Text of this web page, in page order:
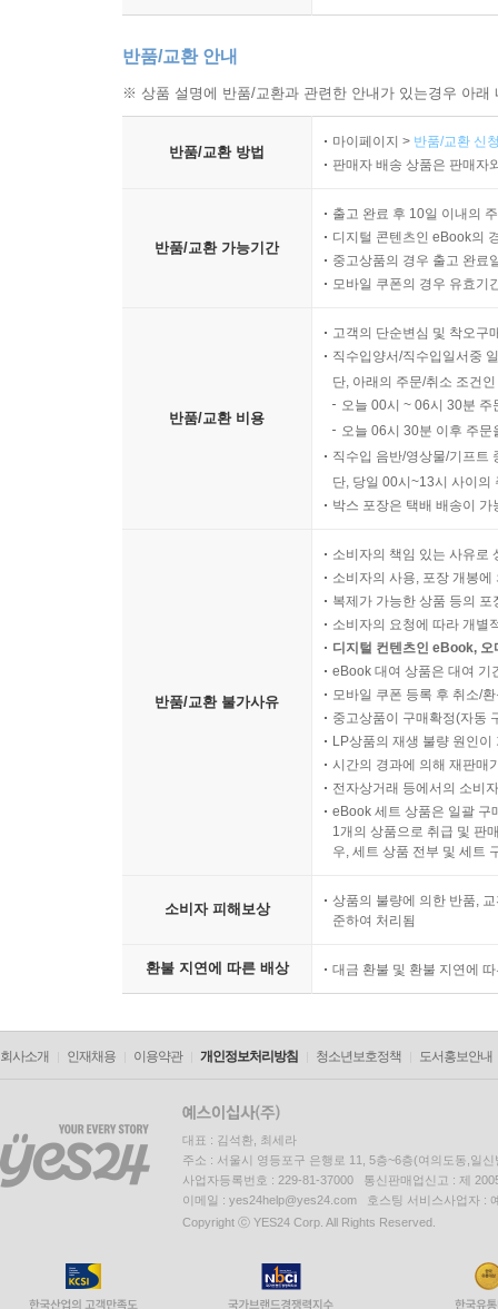
반품/교환 안내
※ 상품 설명에 반품/교환과 관련한 안내가 있는경우 아
반품/교환 방법
마이페이지 > 반품/교환 신
판매자 배송 상품은 판매자
반품/교환 가능기간
출고 완료 후 10일 이내의
디지털 콘텐츠인 eBook의
중고상품의 경우 출고 완료
모바일 쿠폰의 경우 유효기
반품/교환 비용
고객의 단순변심 및 착오구
직수입양서/직수입일서중
단, 아래의 주문/취소 조건
오늘 00시 ~ 06시 30분
오늘 06시 30분 이후 주
직수입 음반/영상물/기프트
단, 당일 00시~13시 사이의
박스 포장은 택배 배송이
반품/교환 불가사유
소비자의 책임 있는 사유로
소비자의 사용, 포장 개봉
복제가 가능한 상품 등의
소비자의 요청에 따라 개별
디지털 컨텐츠인 eBook,
eBook 대여 상품은 대여 기
모바일 쿠폰 등록 후 취소/
중고상품이 구매확정(자동
LP상품의 재생 불량 원인
시간의 경과에 의해 재판매
전자상거래 등에서의 소비
eBook 세트 상품은 일괄 구
1개의 상품으로 취급 및 판
우, 세트 상품 전부 및 세트
소비자 피해보상
상품의 불량에 의한 반품,
준하여 처리됨
환불 지연에 따른 배상 대금 환불 및 환불 지연에
회사소개 인재채용 이용약관 개인정보처리방침 청소년보호정책 도서홍보안내
대표 : 김석환, 최세라
주소 : 서울시 영등포구 은행로 11, 5층~6층(여의도동,일신
사업자등록번호 : 229-81-37000 통신판매업신고 : 제
이메일 : yes24help@yes24.com 호스팅 서비스사업자 :
Copyright ⓒ YES24 Corp. All Rights Reserved.